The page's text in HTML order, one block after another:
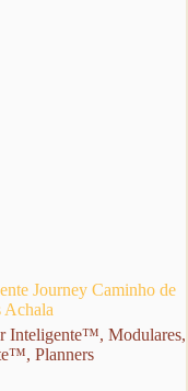
Journey Caminho de
Achala
Inteligente™, Modulares,
, Planners